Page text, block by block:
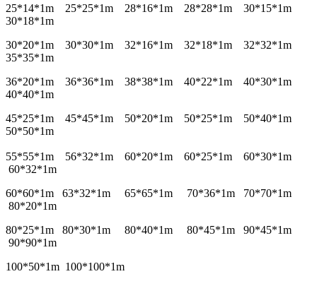
25*14*1m 25*25*1m 28*16*1m 28*28*1m 30*15*1m
30*18*1m
30*20*1m 30*30*1m 32*16*1m 32*18*1m 32*32*1m
35*35*1m
36*20*1m 36*36*1m 38*38*1m 40*22*1m 40*30*1m
40*40*1m
45*25*1m 45*45*1m 50*20*1m 50*25*1m 50*40*1m
50*50*1m
55*55*1m 56*32*1m 60*20*1m 60*25*1m 60*30*1m
60*32*1m
60*60*1m 63*32*1m 65*65*1m 70*36*1m 70*70*1m
80*20*1m
80*25*1m 80*30*1m 80*40*1m 80*45*1m 90*45*1m
90*90*1m
100*50*1m 100*100*1m